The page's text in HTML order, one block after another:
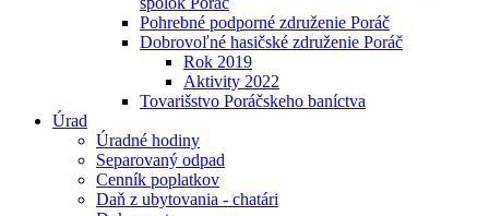
Pohrebné podporné združenie Poráč
Dobrovoľné hasičské združenie Poráč
Rok 2019
Aktivity 2022
Tovarišstvo Poráčskeho baníctva
Úrad
Úradné hodiny
Separovaný odpad
Cenník poplatkov
Daň z ubytovania - chatári